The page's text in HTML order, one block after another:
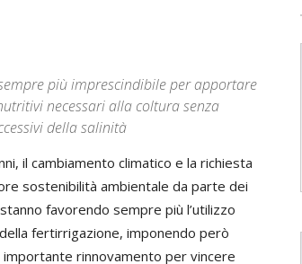
più imprescindibile per apportare
necessari alla coltura senza
della salinità
il cambiamento climatico e la richiesta
sostenibilità ambientale da parte dei
favorendo sempre più l’utilizzo
fertirrigazione, imponendo però
importante rinnovamento per vincere